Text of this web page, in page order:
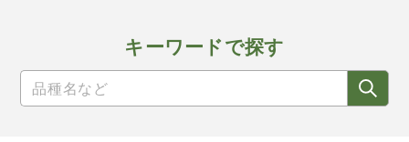
キーワードで探す